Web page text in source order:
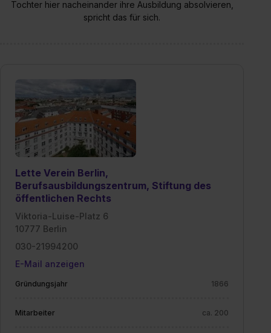
II). Du kannst die von dir erteilte Einwilligung jederzeit mit
zeigen“. Weitere Informationen:
Impressum.
Tochter hier nacheinander ihre Ausbildung absolvieren,
spricht das für sich.
Lette Verein Berlin,
Berufsausbildungszentrum, Stiftung des
öffentlichen Rechts
Viktoria-Luise-Platz 6
10777 Berlin
030-21994200
E-Mail anzeigen
Gründungsjahr 1866
Mitarbeiter ca. 200